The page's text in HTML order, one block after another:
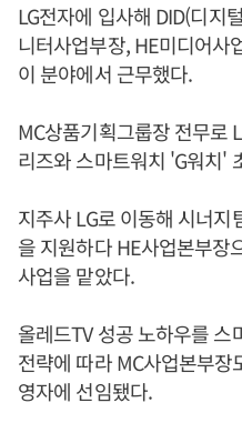
LG전자에 입사해 DID(디지
니터사업부장, HE미디어사
이 분야에서 근무했다.
MC상품기획그룹장 전무로
리즈와 스마트워치 'G워치'
지주사 LG로 이동해 시너지
을 지원하다 HE사업본부장
사업을 맡았다.
올레드TV 성공 노하우를
전략에 따라 MC사업본부장
영자에 선임됐다.